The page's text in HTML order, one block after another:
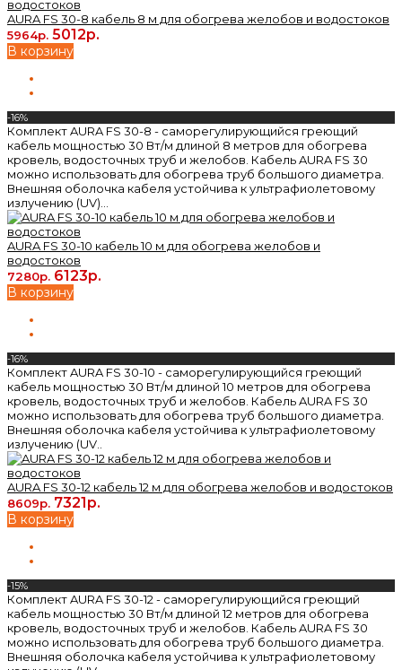
AURA FS 30-8 кабель 8 м для обогрева желобов и водостоков
5964р. 5012р.
В корзину
-16%
Комплект AURA FS 30-8 - саморегулирующийся греющий
кабель мощностью 30 Вт/м длиной 8 метров для обогрева
кровель, водосточных труб и желобов. Кабель AURA FS 30
можно использовать для обогрева труб большого диаметра.
Внешняя оболочка кабеля устойчива к ультрафиолетовому
излучению (UV)...
AURA FS 30-10 кабель 10 м для обогрева желобов и
водостоков
7280р. 6123р.
В корзину
-16%
Комплект AURA FS 30-10 - саморегулирующийся греющий
кабель мощностью 30 Вт/м длиной 10 метров для обогрева
кровель, водосточных труб и желобов. Кабель AURA FS 30
можно использовать для обогрева труб большого диаметра.
Внешняя оболочка кабеля устойчива к ультрафиолетовому
излучению (UV..
AURA FS 30-12 кабель 12 м для обогрева желобов и водостоков
8609р. 7321р.
В корзину
-15%
Комплект AURA FS 30-12 - саморегулирующийся греющий
кабель мощностью 30 Вт/м длиной 12 метров для обогрева
кровель, водосточных труб и желобов. Кабель AURA FS 30
можно использовать для обогрева труб большого диаметра.
Внешняя оболочка кабеля устойчива к ультрафиолетовому